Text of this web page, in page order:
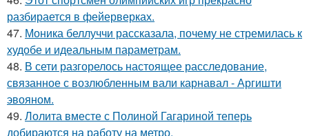
разбирается в фейерверках.
47. Моника беллуччи рассказала, почему не стремилась к
худобе и идеальным параметрам.
48. В сети разгорелось настоящее расследование,
связанное с возлюбленным вали карнавал - Аргишти
эвояном.
49. Лолита вместе с Полиной Гагариной теперь
добираются на работу на метро.